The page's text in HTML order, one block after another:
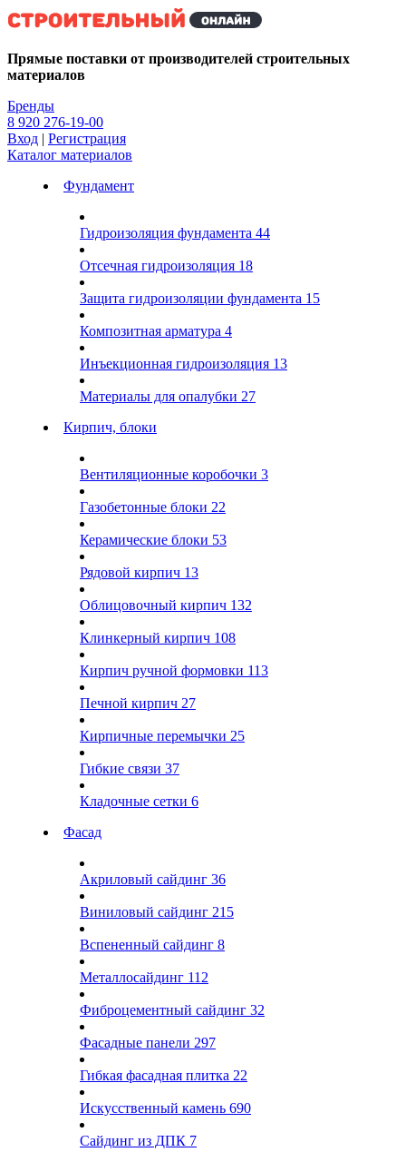
Kg
Прямые поставки от производителей строительных
материалов
Бренды
8 920 276-19-00
Вход | Регистрация
Каталог материалов
Фундамент
Гидроизоляция фундамента 44
Отсечная гидроизоляция 18
Защита гидроизоляции фундамента 15
Композитная арматура 4
Инъекционная гидроизоляция 13
Материалы для опалубки 27
Кирпич, блоки
Вентиляционные коробочки 3
Газобетонные блоки 22
Керамические блоки 53
Рядовой кирпич 13
Облицовочный кирпич 132
Клинкерный кирпич 108
Кирпич ручной формовки 113
Печной кирпич 27
Кирпичные перемычки 25
Гибкие связи 37
Кладочные сетки 6
Фасад
Акриловый сайдинг 36
Виниловый сайдинг 215
Вспененный сайдинг 8
Металлосайдинг 112
Фиброцементный сайдинг 32
Фасадные панели 297
Гибкая фасадная плитка 22
Искусственный камень 690
Сайдинг из ДПК 7